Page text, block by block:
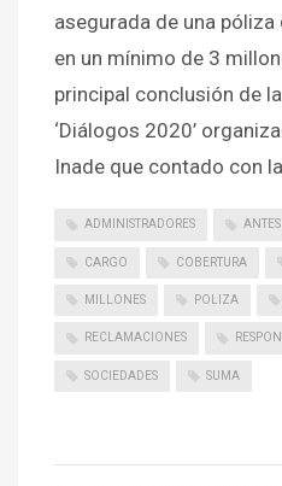
asegurada de una
en un mínimo de 3
principal conclusión de
‘Diálogos 2020’
Inade que contado con
ADMINISTRADORES ANTES
CARGO COBERTURA
MILLONES POLIZA
RECLAMACIONES
SOCIEDADES SUMA